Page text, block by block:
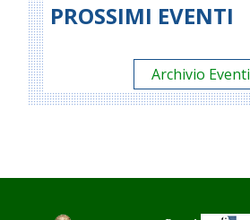
PROSSIMI EVENTI
Archivio Eventi